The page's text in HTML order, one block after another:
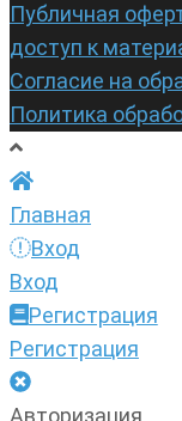
Публичная
доступ к
Согласие на
Политика
Главная
Вход
Вход
Регистрация
Регистрация
Авторизация